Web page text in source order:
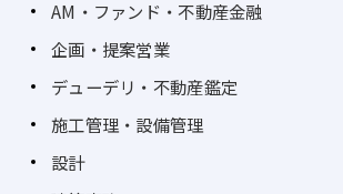
AM・ファンド・不動産金融
企画・提案営業
デューデリ・不動産鑑定
施工管理・設備管理
設計